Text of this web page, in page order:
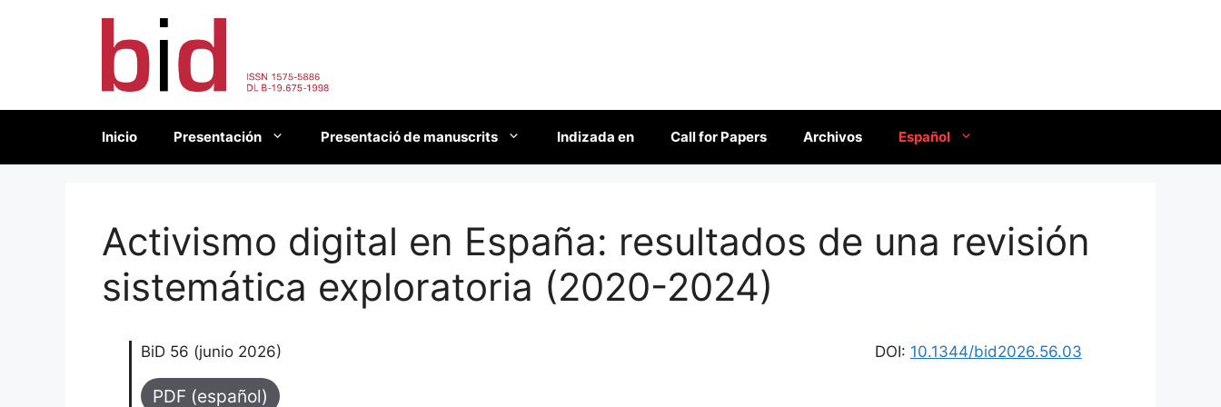
Inicio Presentación Presentació de manuscrits Indizada en Call for Papers Archivos Español
Activismo digital en España: resultados de una revisión
sistemática exploratoria (2020-2024)
BiD 56 (junio 2026) DOI: 10.1344/bid2026.56.03
PDF (español)